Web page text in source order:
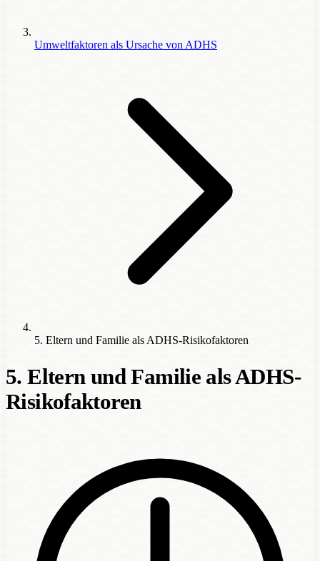
Umweltfaktoren als Ursache von ADHS
5. Eltern und Familie als ADHS-Risikofaktoren
5. Eltern und Familie als ADHS-
Risikofaktoren